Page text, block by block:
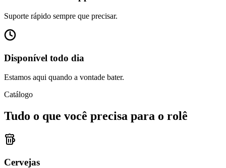
Suporte rápido sempre que precisar.
Disponível todo dia
Estamos aqui quando a vontade bater.
Catálogo
Tudo o que você precisa para o rolê
Cervejas